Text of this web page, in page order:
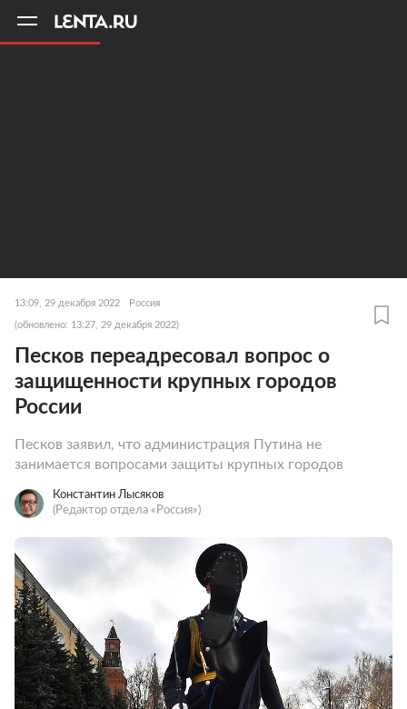
13:09, 29 декабря 2022 Россия
(обновлено: 13:27, 29 декабря 2022)
Песков переадресовал вопрос о
защищенности крупных городов
России
Песков заявил, что администрация Путина не
занимается вопросами защиты крупных городов
Константин Лысяков
(Редактор отдела «Россия»)